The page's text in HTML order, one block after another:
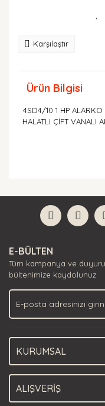
Karşılaştır
Ürün Bilgisi
4SD4/10 1 HP
HALATLI ÇİFT VANALI
formunu kullanarak
Görüş ve
Ürün
Ürün bilgilerinde
Ürün fiyatı diğer
Bu ürüne benzer
E-BÜLTEN
Tüm kampanya ve
bültenimize kaydolunuz.
KURUMSAL
ALIŞVERİŞ